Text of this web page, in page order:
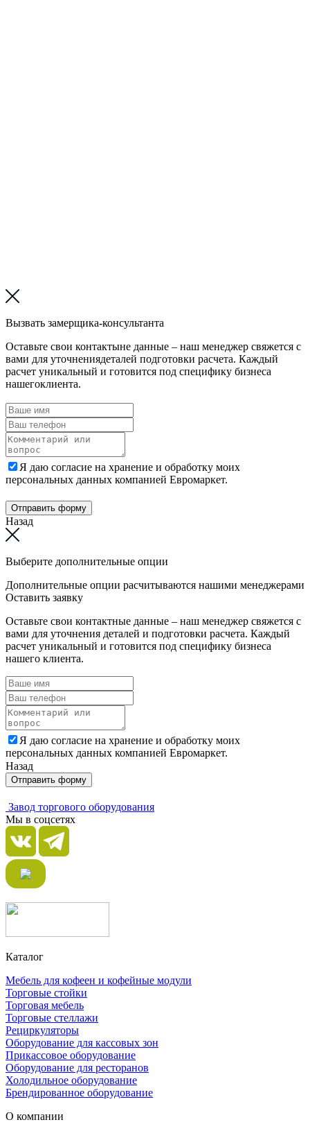
Вызвать замерщика-консультанта
Оставьте свои контактыне данные – наш менеджер свяжется с
вами для уточнениядеталей подготовки расчета. Каждый
расчет уникальный и готовится под специфику бизнеса
нашегоклиента.
Я даю согласие на хранение и обработку моих
персональных данных компанией Евромаркет.
Отправить форму
Назад
Выберите дополнительные опции
Дополнительные опции расчитываются нашими менеджерами
Оставить заявку
Оставьте свои контактные данные – наш менеджер свяжется с
вами для уточнения деталей и подготовки расчета. Каждый
расчет уникальный и готовится под специфику бизнеса
нашего клиента.
Я даю согласие на хранение и обработку моих
персональных данных компанией Евромаркет.
Назад
Отправить форму
Завод торгового оборудования
Мы в соцсетях
Каталог
Мебель для кофеен и кофейные модули
Торговые стойки
Торговая мебель
Торговые стеллажи
Рециркуляторы
Оборудование для кассовых зон
Прикассовое оборудование
Оборудование для ресторанов
Холодильное оборудование
Брендированное оборудование
О компании